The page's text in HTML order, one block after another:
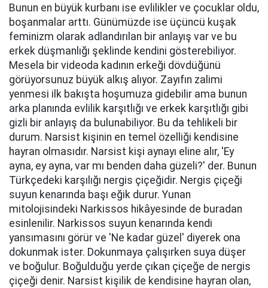
Bunun en büyük kurbanı ise evlilikler ve çocuklar oldu,
boşanmalar arttı. Günümüzde ise üçüncü kuşak
feminizm olarak adlandırılan bir anlayış var ve bu
erkek düşmanlığı şeklinde kendini gösterebiliyor.
Mesela bir videoda kadının erkeği dövdüğünü
görüyorsunuz büyük alkış alıyor. Zayıfın zalimi
yenmesi ilk bakışta hoşumuza gidebilir ama bunun
arka planında evlilik karşıtlığı ve erkek karşıtlığı gibi
gizli bir anlayış da bulunabiliyor. Bu da tehlikeli bir
durum. Narsist kişinin en temel özelliği kendisine
hayran olmasıdır. Narsist kişi aynayı eline alır, 'Ey
ayna, ey ayna, var mı benden daha güzeli?' der. Bunun
Türkçedeki karşılığı nergis çiçeğidir. Nergis çiçeği
suyun kenarında başı eğik durur. Yunan
mitolojisindeki Narkissos hikâyesinde de buradan
esinlenilir. Narkissos suyun kenarında kendi
yansımasını görür ve 'Ne kadar güzel' diyerek ona
dokunmak ister. Dokunmaya çalışırken suya düşer
ve boğulur. Boğulduğu yerde çıkan çiçeğe de nergis
çiçeği denir. Narsist kişilik de kendisine hayran olan,